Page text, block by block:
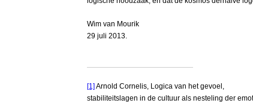
Wim van Mourik
29 juli 2013.
[1]Arnold Cornelis, Logica van het gevoel,
stabiliteitslagen in de cultuur als nesteling der